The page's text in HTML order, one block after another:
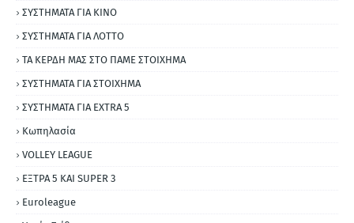
ΣΥΣΤΗΜΑΤΑ ΓΙΑ ΚΙΝΟ
ΣΥΣΤΗΜΑΤΑ ΓΙΑ ΛΟΤΤΟ
ΤΑ ΚΕΡΔΗ ΜΑΣ ΣΤΟ ΠΑΜΕ ΣΤΟΙΧΗΜΑ
ΣΥΣΤΗΜΑΤΑ ΓΙΑ ΣΤΟΙΧΗΜΑ
ΣΥΣΤΗΜΑΤΑ ΓΙΑ ΕΧΤRΑ 5
Κωπηλασία
VOLLEY LEAGUE
ΕΞΤΡΑ 5 ΚΑΙ SUPER 3
Εuroleague